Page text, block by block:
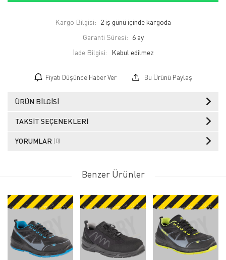
Kargo Bilgisi: 2 iş günü içinde kargoda
Garanti Süresi: 6 ay
İade Bilgisi:
Fiyatı Düşünce Haber Ver Bu Ürünü Paylaş
ÜRÜN BILGISI
TAKSIT SEÇENEKLERI
YORUMLAR (0)
Benzer Ürünler